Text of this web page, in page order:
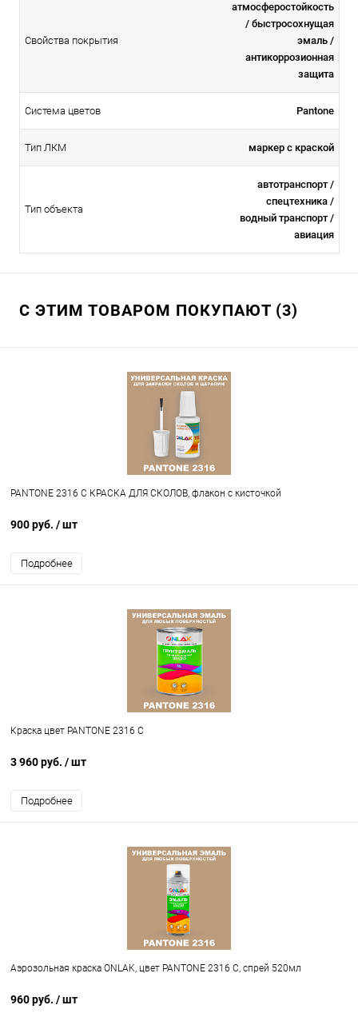
Свойства покрытия
атмосферостойкоcть
/ быстросохнущая
эмаль /
антикоррозионная
защита
Система цветов Pantone
Тип ЛКМ маркер с краской
Тип объекта
автотранспорт /
спецтехника /
водный транспорт /
авиация
С ЭТИМ ТОВАРОМ ПОКУПАЮТ (3)
PANTONE 2316 C КРАСКА ДЛЯ СКОЛОВ, флакон с кисточкой
900 руб. / шт
Подробнее
Краска цвет PANTONE 2316 C
3 960 руб. / шт
Подробнее
Аэрозольная краска ONLAK, цвет PANTONE 2316 C, спрей 520мл
960 руб. / шт